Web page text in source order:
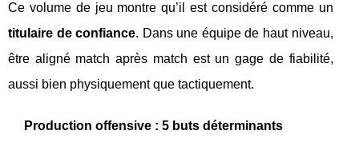
Ce volume de jeu montre qu’il est considéré comme un
titulaire de confiance. Dans une équipe de haut niveau,
être aligné match après match est un gage de fiabilité,
aussi bien physiquement que tactiquement.
Production offensive : 5 buts déterminants